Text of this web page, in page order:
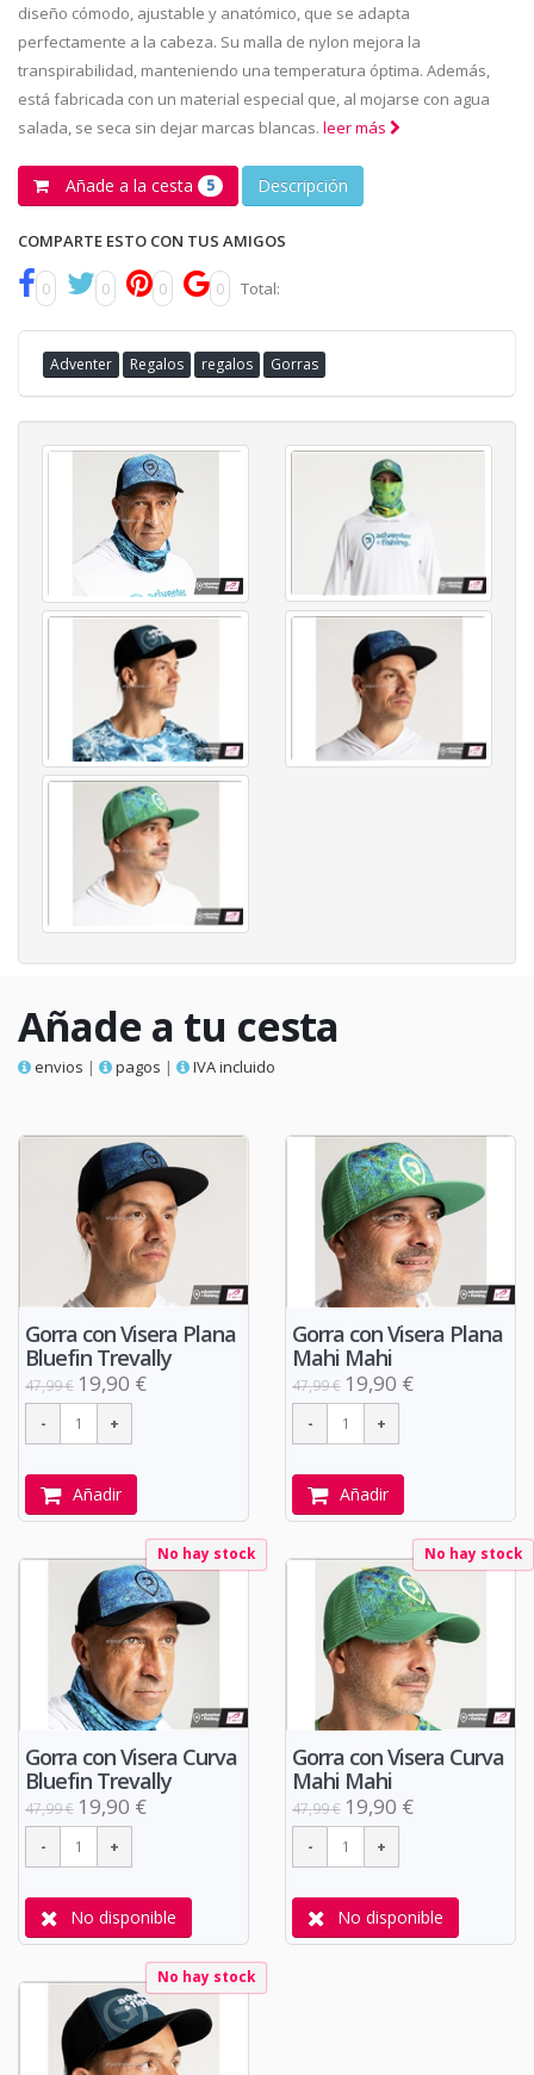
diseño cómodo, ajustable y anatómico, que se adapta
perfectamente a la cabeza. Su malla de nylon mejora la
transpirabilidad, manteniendo una temperatura óptima. Además,
está fabricada con un material especial que, al mojarse con agua
salada, se seca sin dejar marcas blancas. leer más
Añade a la cesta 5 Descripción
COMPARTE ESTO CON TUS AMIGOS
0 0 0 0 Total:
Adventer Regalos regalos Gorras
Añade a tu cesta
envios | pagos | IVA incluido
Gorra con Visera Plana
Bluefin Trevally
47,99 € 19,90 €
Añadir
Gorra con Visera Plana
Mahi Mahi
47,99 € 19,90 €
Añadir
No hay stock
Gorra con Visera Curva
Bluefin Trevally
47,99 € 19,90 €
No disponible
No hay stock
Gorra con Visera Curva
Mahi Mahi
47,99 € 19,90 €
No disponible
No hay stock